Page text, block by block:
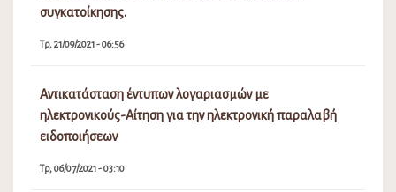
συγκατοίκησης.
Τρ, 21/09/2021 - 06:56
Αντικατάσταση έντυπων λογαριασμών με
ηλεκτρονικούς-Αίτηση για την ηλεκτρονική παραλαβή
ειδοποιήσεων
Τρ, 06/07/2021 - 03:10